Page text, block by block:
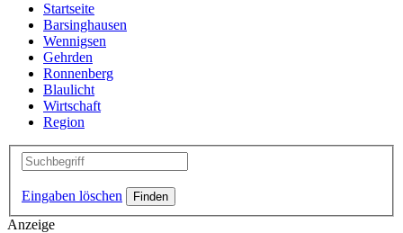
Startseite
Barsinghausen
Wennigsen
Gehrden
Ronnenberg
Blaulicht
Wirtschaft
Region
Eingaben löschen
Anzeige